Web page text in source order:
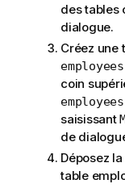
des tables
dialogue.
Créez une
employees
coin
employees
saisissant
de
Déposez
table